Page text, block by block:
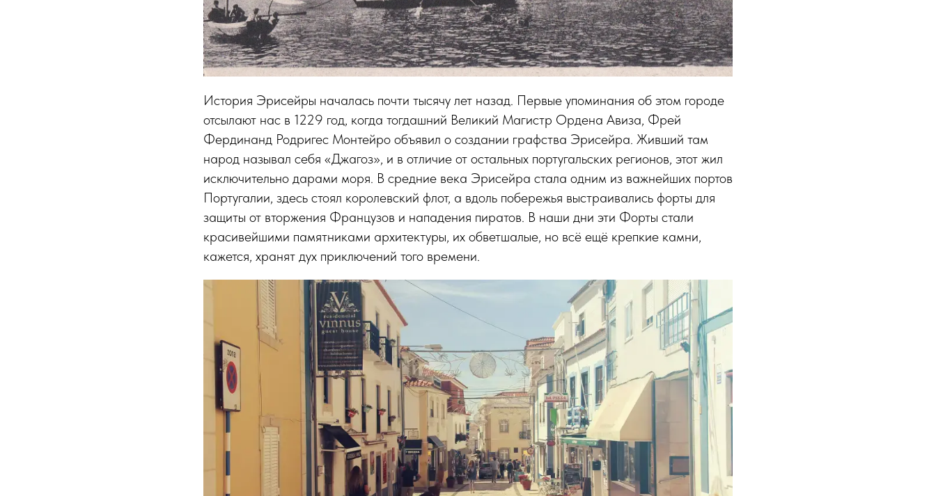
История Эрисейры началась почти тысячу лет назад. Первые упоминания об этом городе
отсылают нас в 1229 год, когда тогдашний Великий Магистр Ордена Авиза, Фрей
Фердинанд Родригес Монтейро объявил о создании графства Эрисейра. Живший там
народ называл себя «Джагоз», и в отличие от остальных португальских регионов, этот жил
исключительно дарами моря. В средние века Эрисейра стала одним из важнейших портов
Португалии, здесь стоял королевский флот, а вдоль побережья выстраивались форты для
защиты от вторжения Французов и нападения пиратов. В наши дни эти Форты стали
красивейшими памятниками архитектуры, их обветшалые, но всё ещё крепкие камни,
кажется, хранят дух приключений того времени.